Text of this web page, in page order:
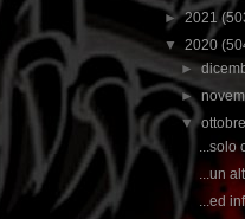
►2021
▼ 2020
►
►
▼
...solo
...un
...ed